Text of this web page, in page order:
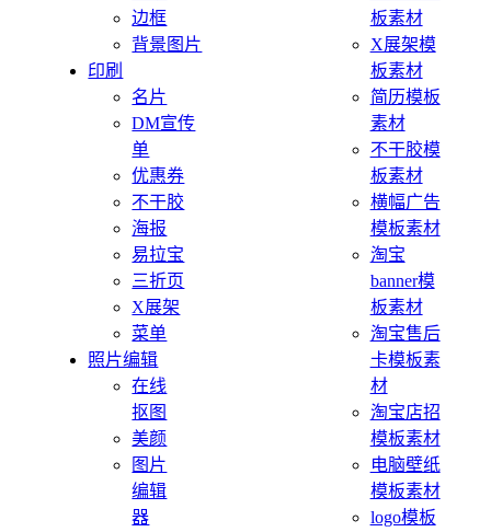
边框
背景图片
印刷
名片
DM宣传
单
优惠券
不干胶
海报
易拉宝
三折页
X展架
菜单
照片编辑
在线
抠图
美颜
图片
编辑
器
板素材
X展架模
板素材
简历模板
素材
不干胶模
板素材
横幅广告
模板素材
淘宝
banner模
板素材
淘宝售后
卡模板素
材
淘宝店招
模板素材
电脑壁纸
模板素材
logo模板